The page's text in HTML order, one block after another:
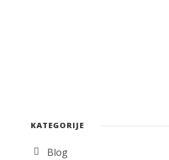
KATEGORIJE
Blog